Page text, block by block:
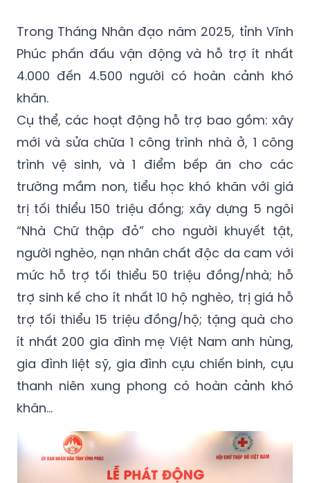
Trong Tháng Nhân đạo năm 2025, tỉnh Vĩnh
Phúc phấn đấu vận động và hỗ trợ ít nhất
4.000 đến 4.500 người có hoàn cảnh khó
khăn.
Cụ thể, các hoạt động hỗ trợ bao gồm: xây
mới và sửa chữa 1 công trình nhà ở, 1 công
trình vệ sinh, và 1 điểm bếp ăn cho các
trường mầm non, tiểu học khó khăn với giá
trị tối thiểu 150 triệu đồng; xây dựng 5 ngôi
“Nhà Chữ thập đỏ” cho người khuyết tật,
người nghèo, nạn nhân chất độc da cam với
mức hỗ trợ tối thiểu 50 triệu đồng/nhà; hỗ
trợ sinh kế cho ít nhất 10 hộ nghèo, trị giá hỗ
trợ tối thiểu 15 triệu đồng/hộ; tặng quà cho
ít nhất 200 gia đình mẹ Việt Nam anh hùng,
gia đình liệt sỹ, gia đình cựu chiến binh, cựu
thanh niên xung phong có hoàn cảnh khó
khăn...